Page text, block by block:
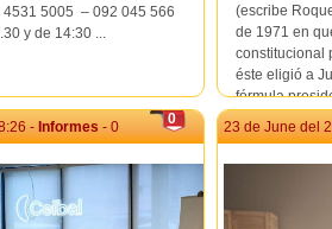
4531 5005 – 092 045 566
y de 14:30 ...
(escribe
de 1971 en
constitucional
éste eligió a
fórmula
vigente, para
0
- Informes - 0 23 de June del